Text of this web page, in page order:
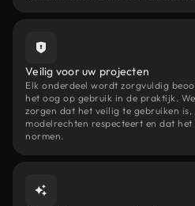
Veilig voor uw projecten
Elk onderdeel wordt zorgvuldig
het oog op gebruik in de praktijk.
zorgen dat het veilig te gebruiken
modelrechten respecteert en dat
normen.